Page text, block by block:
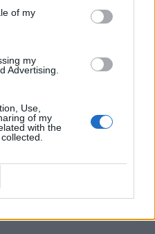
of my
my
Advertising.
Use,
of my
with the